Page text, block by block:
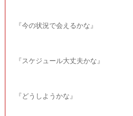
『今の状況で会えるかな』
『スケジュール大丈夫かな』
『どうしようかな』